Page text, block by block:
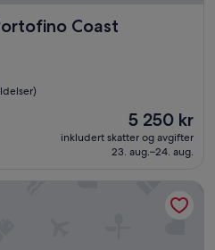
Coast
Coast
Prisen
er
5 250 kr
5 250 kr
inkludert skatter og avgifter
23. aug.–24. aug.